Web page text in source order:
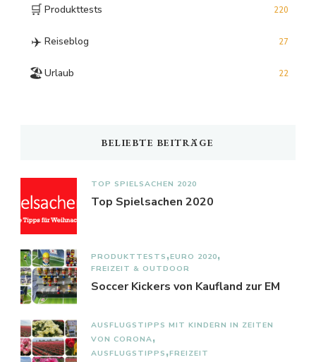
🛒 Produkttests 220
✈️ Reiseblog 27
🏖️Urlaub 22
BELIEBTE BEITRÄGE
TOP SPIELSACHEN 2020
Top Spielsachen 2020
PRODUKTTESTS EURO 2020
FREIZEIT & OUTDOOR
Soccer Kickers von Kaufland zur EM
AUSFLUGSTIPPS MIT KINDERN IN ZEITEN
VON CORONA
AUSFLUGSTIPPS FREIZEIT